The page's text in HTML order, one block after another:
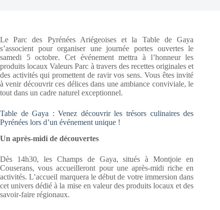
Le Parc des Pyrénées Ariégeoises et la Table de Gaya
s’associent pour organiser une journée portes ouvertes le
samedi 5 octobre. Cet événement mettra à l’honneur les
produits locaux Valeurs Parc à travers des recettes originales et
des activités qui promettent de ravir vos sens. Vous êtes invité
à venir découvrir ces délices dans une ambiance conviviale, le
tout dans un cadre naturel exceptionnel.
Table de Gaya : Venez découvrir les trésors culinaires des
Pyrénées lors d’un événement unique !
Un après-midi de découvertes
Dès 14h30, les Champs de Gaya, situés à Montjoie en
Couserans, vous accueilleront pour une après-midi riche en
activités. L’accueil marquera le début de votre immersion dans
cet univers dédié à la mise en valeur des produits locaux et des
savoir-faire régionaux.